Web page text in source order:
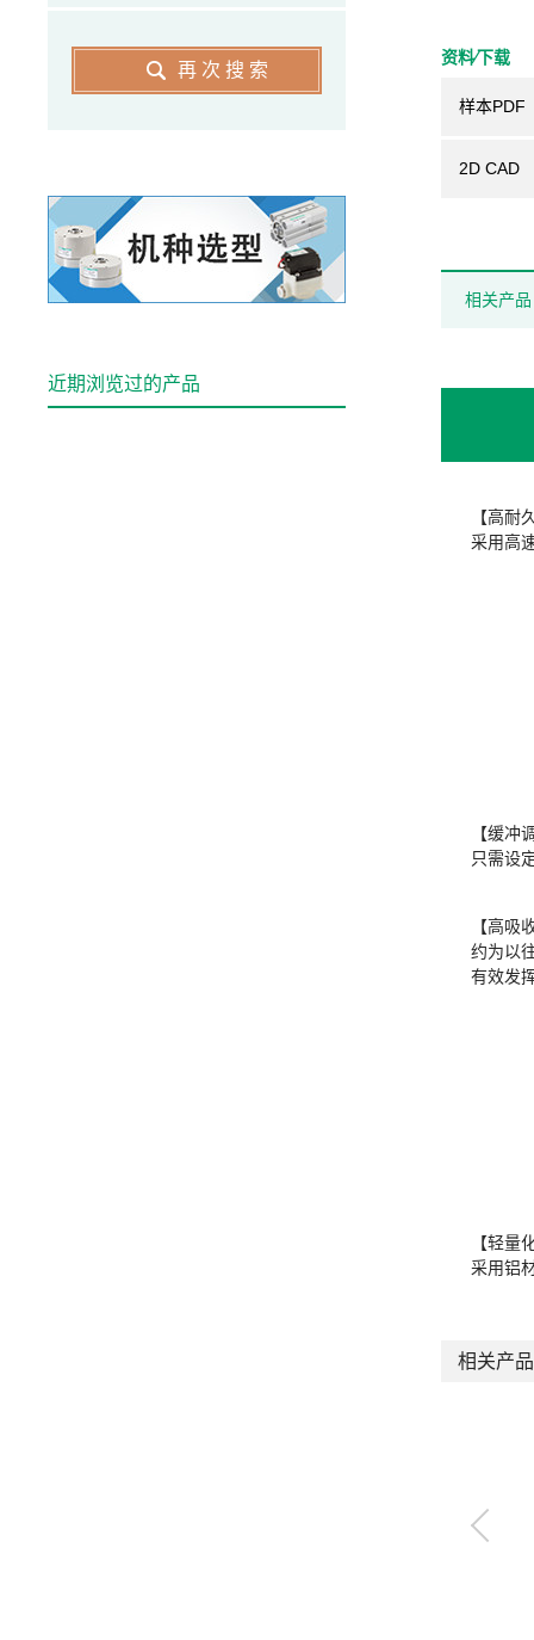
资料⁄下载
样本PDF
2D CAD
相关产品
【高耐
采用高
【缓冲
只需设
【高吸
约为以
有效发
【轻量
采用铝
相关产品
再次搜索
近期浏览过的产品